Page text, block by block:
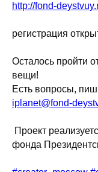
http://fond-
регистрация
Осталось пройти
вещи!
Есть вопросы,
iplanet@fond-
Проект
фонда